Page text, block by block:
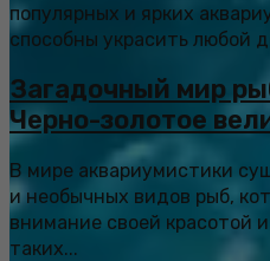
популярных и ярких
способны украсить любой
Загадочный мир
Черно-золотое
В мире аквариумистики
и необычных видов рыб,
внимание своей красотой
таких...